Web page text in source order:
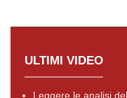
ULTIMI VIDEO
Leggere le analisi